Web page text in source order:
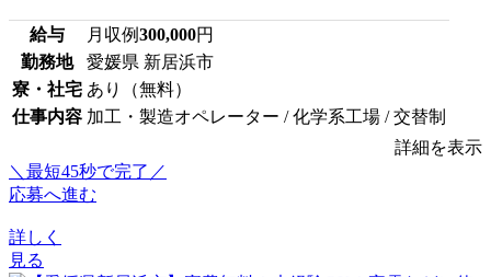
給与 月収例300,000円
勤務地
愛媛県 新居浜市
寮・社宅 あり（無料）
仕事内容 加工・製造オペレーター / 化学系工場 / 交替制
詳細を表示
＼最短45秒で完了／
応募へ進む
詳しく
見る